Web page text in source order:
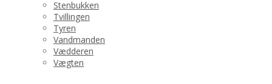
Stenbukken
Tvillingen
Tyren
Vandmanden
Vædderen
Vægten